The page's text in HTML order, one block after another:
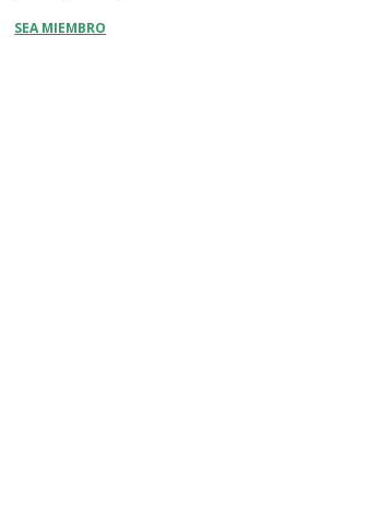
SEA MIEMBRO